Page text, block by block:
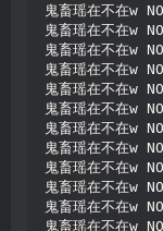
鬼畜瑶在不在w
鬼畜瑶在不在w
鬼畜瑶在不在w
鬼畜瑶在不在w
鬼畜瑶在不在w
鬼畜瑶在不在w
鬼畜瑶在不在w
鬼畜瑶在不在w
鬼畜瑶在不在w
鬼畜瑶在不在w
鬼畜瑶在不在w
鬼畜瑶在不在w